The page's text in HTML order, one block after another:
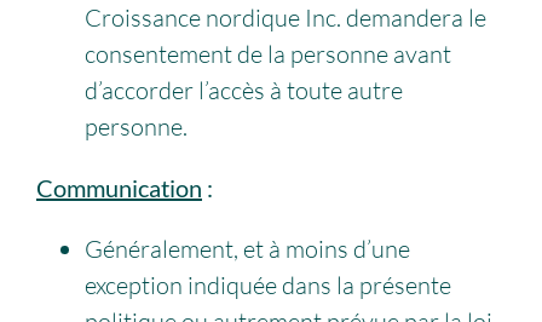
Croissance nordique Inc. demandera le
consentement de la personne avant
d’accorder l’accès à toute autre
personne.
Communication :
Généralement, et à moins d’une
exception indiquée dans la présente